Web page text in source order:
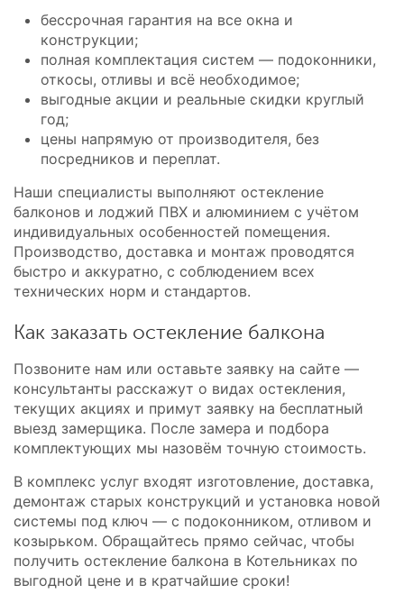
бессрочная гарантия на все окна и
конструкции;
полная комплектация систем — подоконники,
откосы, отливы и всё необходимое;
выгодные акции и реальные скидки круглый
год;
цены напрямую от производителя, без
посредников и переплат.
Наши специалисты выполняют остекление
балконов и лоджий ПВХ и алюминием с учётом
индивидуальных особенностей помещения.
Производство, доставка и монтаж проводятся
быстро и аккуратно, с соблюдением всех
технических норм и стандартов.
Как заказать остекление балкона
Позвоните нам или оставьте заявку на сайте —
консультанты расскажут о видах остекления,
текущих акциях и примут заявку на бесплатный
выезд замерщика. После замера и подбора
комплектующих мы назовём точную стоимость.
В комплекс услуг входят изготовление, доставка,
демонтаж старых конструкций и установка новой
системы под ключ — с подоконником, отливом и
козырьком. Обращайтесь прямо сейчас, чтобы
получить остекление балкона в Котельниках по
выгодной цене и в кратчайшие сроки!